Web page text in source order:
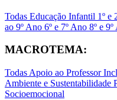
Todas Educação Infantil 1º e
ao 9º Ano 6º e 7º Ano 8º e
MACROTEMA:
Todas Apoio ao Professor
Ambiente e Sustentabilidade
Socioemocional